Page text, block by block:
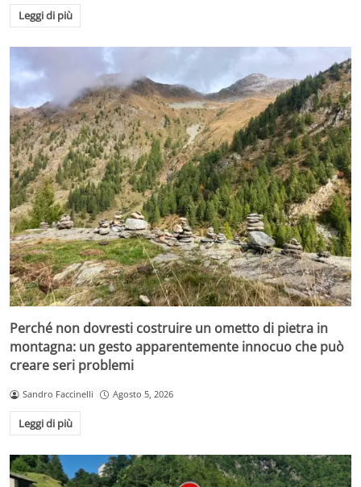
Leggi di più
Perché non dovresti costruire un ometto di pietra in
montagna: un gesto apparentemente innocuo che può
creare seri problemi
Sandro Faccinelli Agosto 5, 2026
Leggi di più